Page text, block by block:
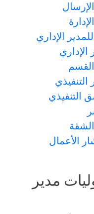
الإداري
الإداري
التنفيذي
الأعمال
مدير